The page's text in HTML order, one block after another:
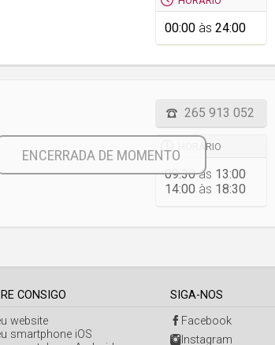
265 913 052
HORÁRIO
09:30às 13:00
14:00 às 18:30
00:00 às24:00
CONSIGO
website
smartphone iOS
SIGA-NOS
Facebook
Instagram